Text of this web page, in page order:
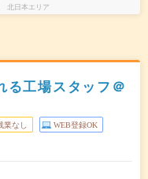
北日本エリア
る工場スタッフ＠
業なし WEB登録OK